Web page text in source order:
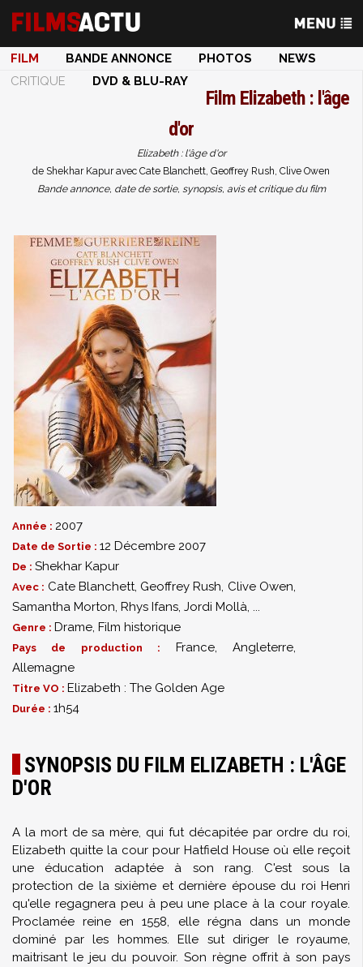
FILM BANDE ANNONCE PHOTOS
NEWS
CRITIQUE
DVD & BLU-RAY
Film Elizabeth : l'âge
d'or
Elizabeth : l'âge d'or
de Shekhar Kapur avec Cate Blanchett, Geoffrey Rush, Clive Owen
Bande annonce, date de sortie, synopsis, avis et critique du film
Année : 2007
Date de Sortie : 12 Décembre 2007
De : Shekhar Kapur
Avec : Cate Blanchett, Geoffrey Rush, Clive Owen,
Samantha Morton, Rhys Ifans, Jordi Mollà, ...
Genre : Drame, Film historique
Pays de production : France, Angleterre,
Allemagne
Titre VO : Elizabeth : The Golden Age
Durée : 1h54
SYNOPSIS DU FILM ELIZABETH : L'ÂGE
D'OR
A la mort de sa mère, qui fut décapitée par ordre du roi,
Elizabeth quitte la cour pour Hatfield House où elle reçoit
une éducation adaptée à son rang. C'est sous la
protection de la sixième et dernière épouse du roi Henri
qu'elle regagnera peu à peu une place à la cour royale.
Proclamée reine en 1558, elle régna dans un monde
dominé par les hommes. Elle sut diriger le royaume,
maitrisant le jeu du pouvoir. Son règne offrit à son pays